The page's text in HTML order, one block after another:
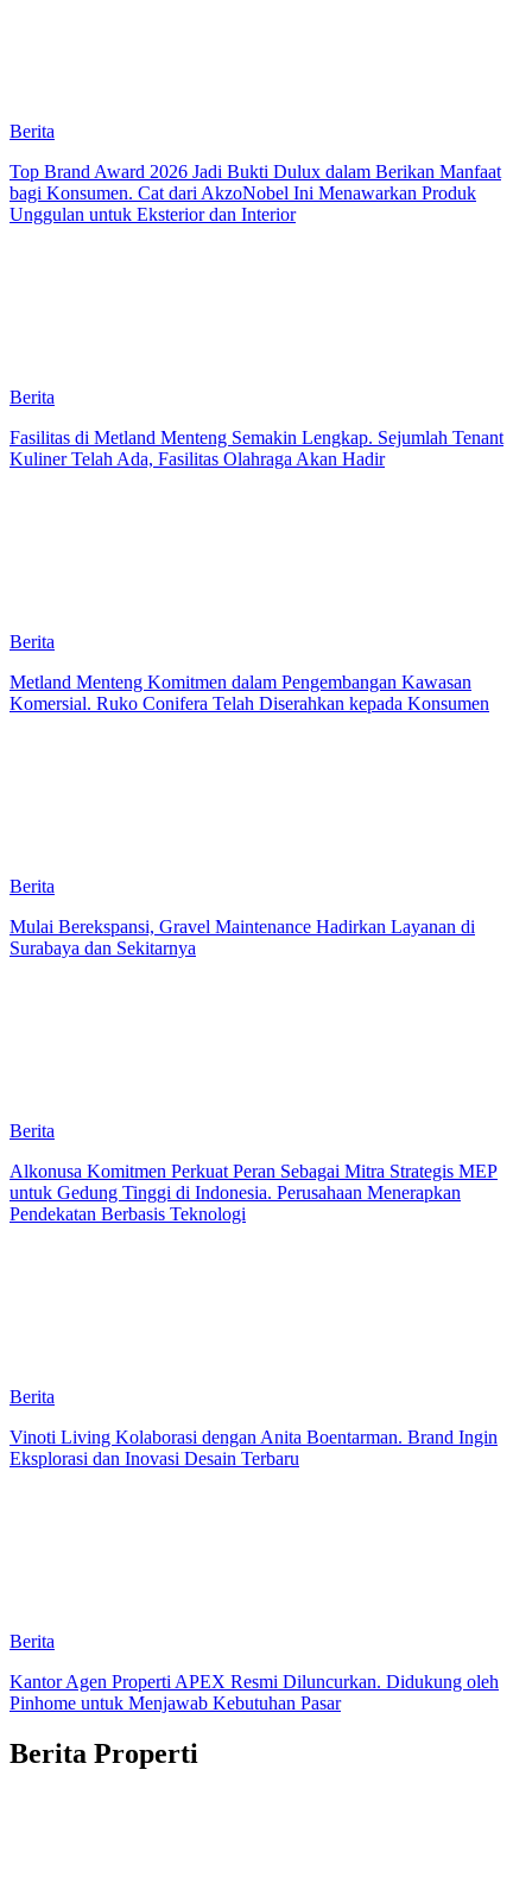
Berita
Top Brand Award 2026 Jadi Bukti Dulux dalam Berikan Manfaat
bagi Konsumen. Cat dari AkzoNobel Ini Menawarkan Produk
Unggulan untuk Eksterior dan Interior
Berita
Fasilitas di Metland Menteng Semakin Lengkap. Sejumlah Tenant
Kuliner Telah Ada, Fasilitas Olahraga Akan Hadir
Berita
Metland Menteng Komitmen dalam Pengembangan Kawasan
Komersial. Ruko Conifera Telah Diserahkan kepada Konsumen
Berita
Mulai Berekspansi, Gravel Maintenance Hadirkan Layanan di
Surabaya dan Sekitarnya
Berita
Alkonusa Komitmen Perkuat Peran Sebagai Mitra Strategis MEP
untuk Gedung Tinggi di Indonesia. Perusahaan Menerapkan
Pendekatan Berbasis Teknologi
Berita
Vinoti Living Kolaborasi dengan Anita Boentarman. Brand Ingin
Eksplorasi dan Inovasi Desain Terbaru
Berita
Kantor Agen Properti APEX Resmi Diluncurkan. Didukung oleh
Pinhome untuk Menjawab Kebutuhan Pasar
Berita Properti